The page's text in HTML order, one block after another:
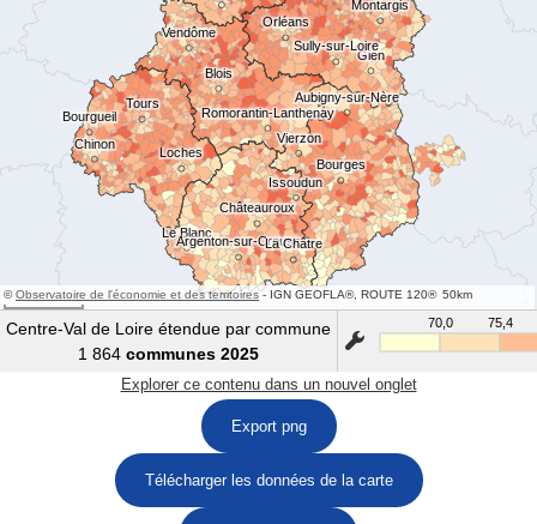
Export png
Télécharger les données de la carte